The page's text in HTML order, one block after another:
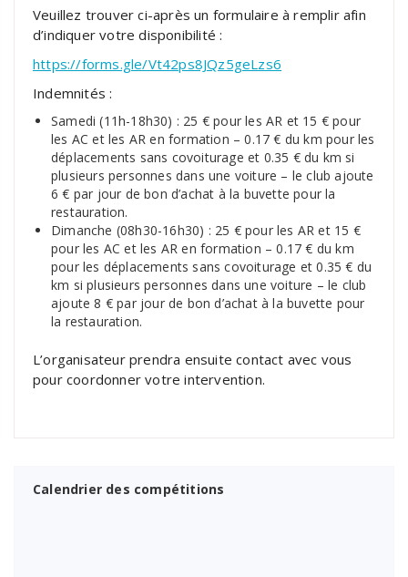
Veuillez trouver ci-après un formulaire à remplir afin
d’indiquer votre disponibilité :
https://forms.gle/Vt42ps8JQz5geLzs6
Indemnités :
Samedi (11h-18h30) : 25 € pour les AR et 15 € pour
les AC et les AR en formation – 0.17 € du km pour les
déplacements sans covoiturage et 0.35 € du km si
plusieurs personnes dans une voiture – le club ajoute
6 € par jour de bon d’achat à la buvette pour la
restauration.
Dimanche (08h30-16h30) : 25 € pour les AR et 15 €
pour les AC et les AR en formation – 0.17 € du km
pour les déplacements sans covoiturage et 0.35 € du
km si plusieurs personnes dans une voiture – le club
ajoute 8 € par jour de bon d’achat à la buvette pour
la restauration.
L’organisateur prendra ensuite contact avec vous
pour coordonner votre intervention.
Calendrier des compétitions